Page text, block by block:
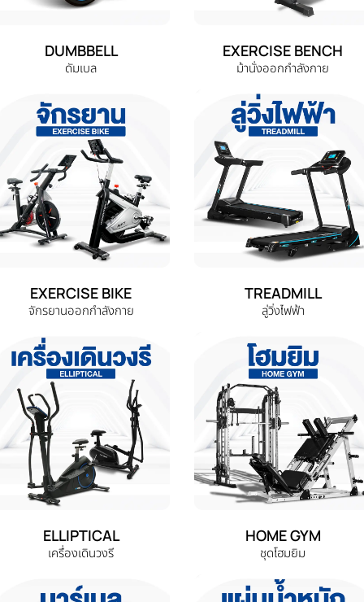
DUMBBELL
ดัมเบล
EXERCISE BENCH
ม้านั่งออกกำลังกาย
EXERCISE BIKE
จักรยานออกกำลังกาย
TREADMILL
ลู่วิ่งไฟฟ้า
ELLIPTICAL
เครื่องเดินวงรี
HOME GYM
ชุดโฮมยิม